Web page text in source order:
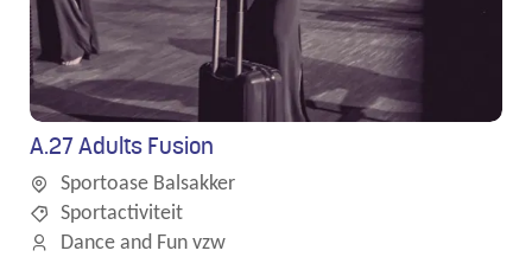
A.27 Adults Fusion
Sportoase Balsakker
Sportactiviteit
Dance and Fun vzw